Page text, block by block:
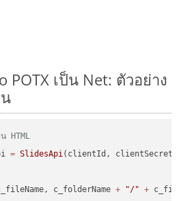
POTX เป็น Net: ตัวอย่าง
HTML
= SlidesApi(clientId, clientSecret);
c_folderName + "/" +